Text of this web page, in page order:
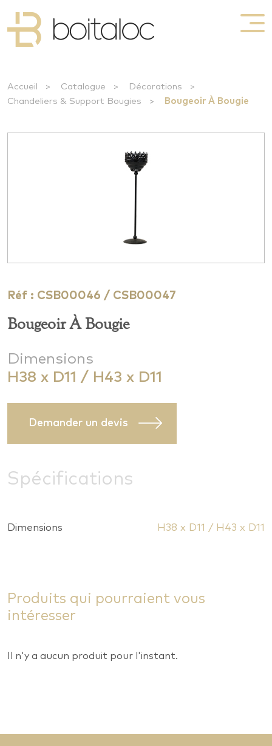
Accueil > Catalogue > Décorations
>
Chandeliers & Support Bougies
> Bougeoir À Bougie
Réf : CSB00046 / CSB00047
Bougeoir À Bougie
Dimensions
H38 x D11 / H43 x D11
Demander un devis
Spécifications
Dimensions H38 x D11 / H43 x D11
Produits qui pourraient vous
intéresser
Il n'y a aucun produit pour l'instant.